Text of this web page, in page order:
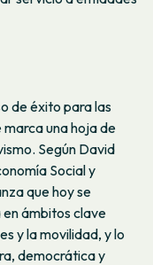
de éxito para las
una hoja de
Según David
Social y
que hoy se
ámbitos clave
y la movilidad, y lo
democrática y